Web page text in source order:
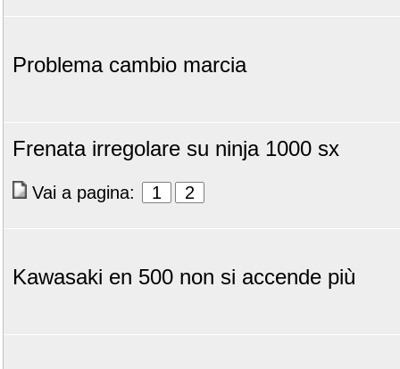
Problema cambio marcia
Frenata irregolare su ninja 1000 sx
Vai a pagina: 1 2
Kawasaki en 500 non si accende più